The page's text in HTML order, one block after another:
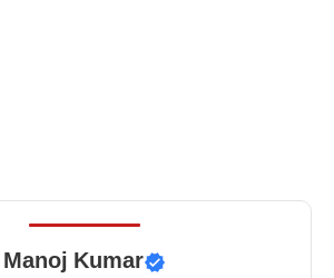
Manoj Kumar